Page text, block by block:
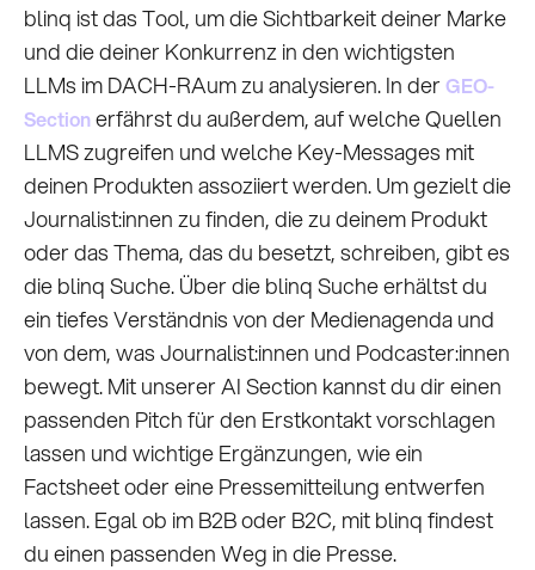
blinq ist das Tool, um die Sichtbarkeit deiner Marke
und die deiner Konkurrenz in den wichtigsten
LLMs im DACH-RAum zu analysieren. In der GEO-
Sectionerfährst du außerdem, auf welche Quellen
LLMS zugreifen und welche Key-Messages mit
deinen Produkten assoziiert werden. Um gezielt die
Journalist:innen zu finden, die zu deinem Produkt
oder das Thema, das du besetzt, schreiben, gibt es
die blinq Suche. Über die blinq Suche erhältst du
ein tiefes Verständnis von der Medienagenda und
von dem, was Journalist:innen und Podcaster:innen
bewegt. Mit unserer AI Section kannst du dir einen
passenden Pitch für den Erstkontakt vorschlagen
lassen und wichtige Ergänzungen, wie ein
Factsheet oder eine Pressemitteilung entwerfen
lassen. Egal ob im B2B oder B2C, mit blinq findest
du einen passenden Weg in die Presse.